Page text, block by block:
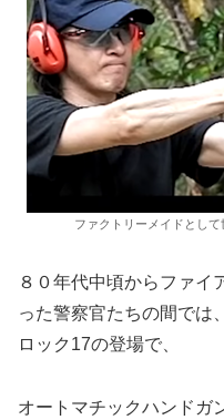
ファクトリーメイドとし
８０年代中頃からファイ
った警察官たちの間では
ロック17の登場で、
オートマチックハンドガ